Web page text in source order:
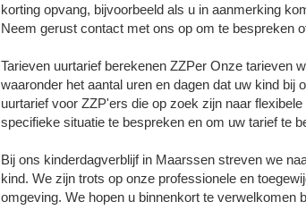
korting opvang, bijvoorbeeld als u in aanmerking
Neem gerust contact met ons op om te bespreken
Tarieven uurtarief berekenen ZZPer Onze tarieven
waaronder het aantal uren en dagen dat uw kind
uurtarief voor ZZP'ers die op zoek zijn naar
specifieke situatie te bespreken en om uw tarief te
Bij ons kinderdagverblijf in Maarssen streven we
kind. We zijn trots op onze professionele en
omgeving. We hopen u binnenkort te verwelkomen